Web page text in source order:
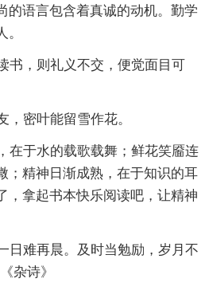
的语言包含着真诚的动机。勤学
书，则礼义不交，便觉面目可
，密叶能留雪作花。
在于水的载歌载舞；鲜花笑靥连
；精神日渐成熟，在于知识的耳
，拿起书本快乐阅读吧，让精神
日难再晨。及时当勉励，岁月不
杂诗》